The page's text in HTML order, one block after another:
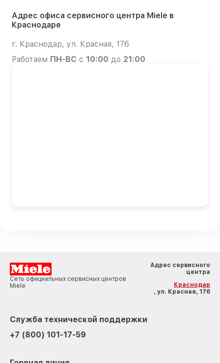
Адрес офиса сервисного центра Miele в
Краснодаре
г. Краснодар, ул. Красная, 176
Работаем ПН-ВС с 10:00 до 21:00
Сеть официальных сервисных центров
Miele
Адрес сервисного
центра
Краснодар
, ул. Красная, 176
Служба технической поддержки
+7 (800) 101-17-59